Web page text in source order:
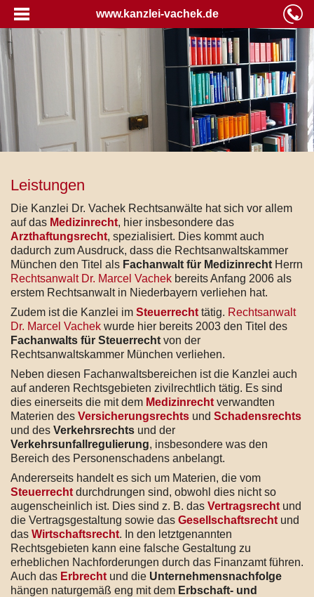
www.kanzlei-vachek.de
Leistungen
Die Kanzlei Dr. Vachek Rechtsanwälte hat sich vor allem
auf das Medizinrecht, hier insbesondere das
Arzthaftungsrecht, spezialisiert. Dies kommt auch
dadurch zum Ausdruck, dass die Rechtsanwaltskammer
München den Titel als Fachanwalt für Medizinrecht Herrn
Rechtsanwalt Dr. Marcel Vachek bereits Anfang 2006 als
erstem Rechtsanwalt in Niederbayern verliehen hat.
Zudem ist die Kanzlei im Steuerrecht tätig. Rechtsanwalt
Dr. Marcel Vachek wurde hier bereits 2003 den Titel des
Fachanwalts für Steuerrecht von der
Rechtsanwaltskammer München verliehen.
Neben diesen Fachanwaltsbereichen ist die Kanzlei auch
auf anderen Rechtsgebieten zivilrechtlich tätig. Es sind
dies einerseits die mit dem Medizinrecht verwandten
Materien des Versicherungsrechts und Schadensrechts
und des Verkehrsrechts und der
Verkehrsunfallregulierung, insbesondere was den
Bereich des Personenschadens anbelangt.
Andererseits handelt es sich um Materien, die vom
Steuerrecht durchdrungen sind, obwohl dies nicht so
augenscheinlich ist. Dies sind z. B. das Vertragsrecht und
die Vertragsgestaltung sowie das Gesellschaftsrecht und
das Wirtschaftsrecht. In den letztgenannten
Rechtsgebieten kann eine falsche Gestaltung zu
erheblichen Nachforderungen durch das Finanzamt führen.
Auch das Erbrecht und die Unternehmensnachfolge
hängen naturgemäß eng mit dem Erbschaft- und